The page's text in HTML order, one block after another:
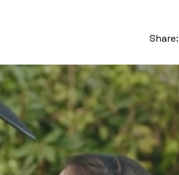
Share: